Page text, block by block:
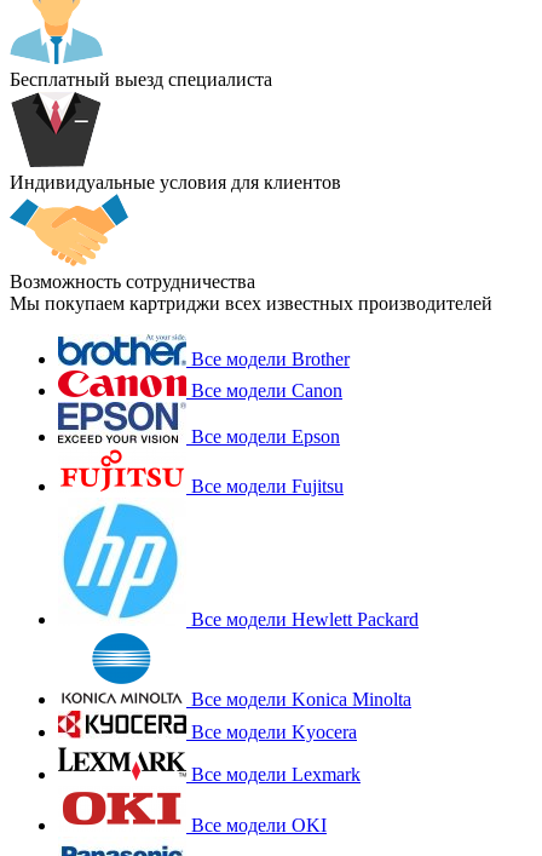
Бесплатный выезд специалиста
Индивидуальные условия для клиентов
Возможность сотрудничества
Мы покупаем картриджи всех известных производителей
Все модели Brother
Все модели Canon
Все модели Epson
Все модели Fujitsu
Все модели Hewlett Packard
Все модели Konica Minolta
Все модели Kyocera
Все модели Lexmark
Все модели OKI